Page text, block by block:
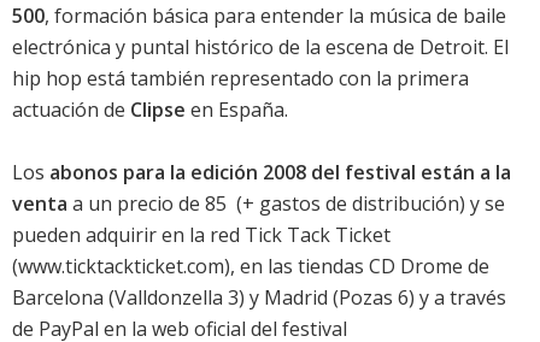
500, formación básica para entender la música de baile
electrónica y puntal histórico de la escena de Detroit. El
hip hop está también representado con la primera
actuación de Clipse en España.
Los abonos para la edición 2008 del festival están a la
venta a un precio de 85  (+ gastos de distribución) y se
pueden adquirir en la red Tick Tack Ticket
(www.ticktackticket.com), en las tiendas CD Drome de
Barcelona (Valldonzella 3) y Madrid (Pozas 6) y a través
de PayPal en la web oficial del festival